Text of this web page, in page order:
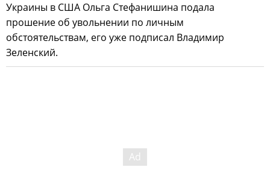
Украины в США Ольга Стефанишина подала
прошение об увольнении по личным
обстоятельствам, его уже подписал Владимир
Зеленский.